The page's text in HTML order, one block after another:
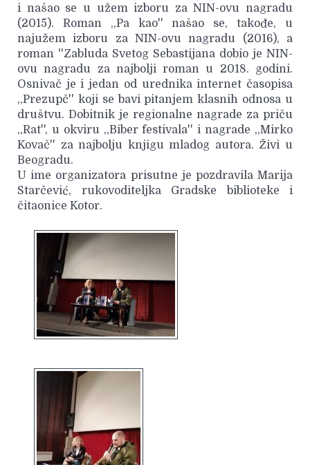
i našao se u užem izboru za NIN-ovu nagradu
(2015). Roman ,,Pa kao'' našao se, takođe, u
najužem izboru za NIN-ovu nagradu (2016), a
roman ''Zabluda Svetog Sebastijana dobio je NIN-
ovu nagradu za najbolji roman u 2018. godini.
Osnivač je i jedan od urednika internet časopisa
,,Prezupč'' koji se bavi pitanjem klasnih odnosa u
društvu. Dobitnik je regionalne nagrade za priču
,,Rat'', u okviru ,,Biber festivala'' i nagrade ,,Mirko
Kovač'' za najbolju knjigu mladog autora. Živi u
Beogradu.
U ime organizatora prisutne je pozdravila Marija
Starčević, rukovoditeljka Gradske biblioteke i
čitaonice Kotor.